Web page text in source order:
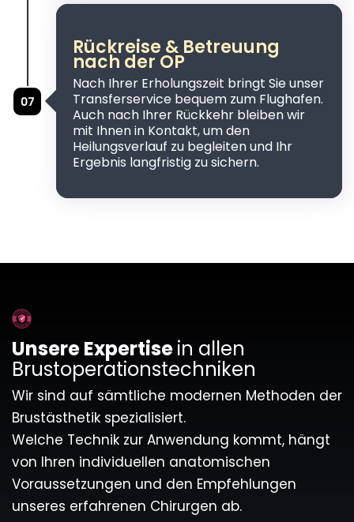
Rückreise & Betreuung
nach der OP
Nach Ihrer Erholungszeit bringt Sie unser
Transferservice bequem zum Flughafen.
Auch nach Ihrer Rückkehr bleiben wir
mit Ihnen in Kontakt, um den
Heilungsverlauf zu begleiten und Ihr
Ergebnis langfristig zu sichern.
Unsere Expertisein allen
Brustoperationstechniken
Wir sind auf sämtliche modernen Methoden der
Brustästhetik spezialisiert.
Welche Technik zur Anwendung kommt, hängt
von Ihren individuellen anatomischen
Voraussetzungen und den Empfehlungen
unseres erfahrenen Chirurgen ab.